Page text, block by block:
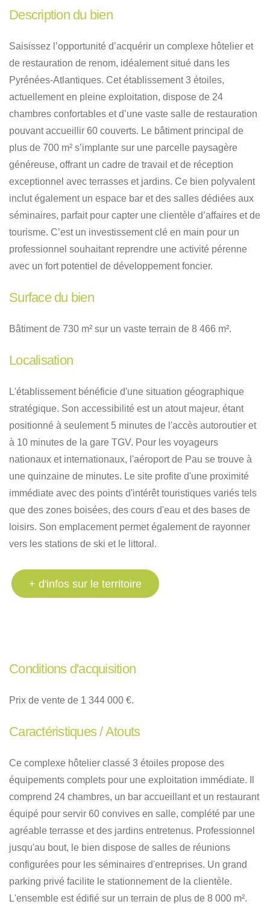
Description du bien
Saisissez l’opportunité d’acquérir un complexe hôtelier et
de restauration de renom, idéalement situé dans les
Pyrénées-Atlantiques. Cet établissement 3 étoiles,
actuellement en pleine exploitation, dispose de 24
chambres confortables et d’une vaste salle de restauration
pouvant accueillir 60 couverts. Le bâtiment principal de
plus de 700 m² s’implante sur une parcelle paysagère
généreuse, offrant un cadre de travail et de réception
exceptionnel avec terrasses et jardins. Ce bien polyvalent
inclut également un espace bar et des salles dédiées aux
séminaires, parfait pour capter une clientèle d’affaires et de
tourisme. C’est un investissement clé en main pour un
professionnel souhaitant reprendre une activité pérenne
avec un fort potentiel de développement foncier.
Surface du bien
Bâtiment de 730 m² sur un vaste terrain de 8 466 m².
Localisation
L'établissement bénéficie d'une situation géographique
stratégique. Son accessibilité est un atout majeur, étant
positionné à seulement 5 minutes de l'accès autoroutier et
à 10 minutes de la gare TGV. Pour les voyageurs
nationaux et internationaux, l'aéroport de Pau se trouve à
une quinzaine de minutes. Le site profite d'une proximité
immédiate avec des points d'intérêt touristiques variés tels
que des zones boisées, des cours d'eau et des bases de
loisirs. Son emplacement permet également de rayonner
vers les stations de ski et le littoral .
+ d'infos sur le territoire
Conditions d'acquisition
Prix de vente de 1 344 000 €.
Caractéristiques / Atouts
Ce complexe hôtelier classé 3 étoiles propose des
équipements complets pour une exploitation immédiate.
comprend 24 chambres, un bar accueillant et un restaurant
équipé pour servir 60 convives en salle, complété par une
agréable terrasse et des jardins entretenus. Professionnel
jusqu'au bout, le bien dispose de salles de réunions
configurées pour les séminaires d'entreprises. Un grand
parking privé facilite le stationnement de la clientèle.
L'ensemble est édifié sur un terrain de plus de 8 000 m².